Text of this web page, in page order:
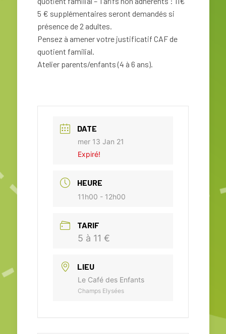
5 € supplémentaires seront demandés si
présence de 2 adultes.
Pensez à amener votre justificatif CAF de
quotient familial.
Atelier parents/enfants (4 à 6 ans).
DATE
mer 13 Jan 21
Expiré!
HEURE
11h00 - 12h00
TARIF
5 à 11 €
LIEU
Le Café des Enfants
Champs Elysées